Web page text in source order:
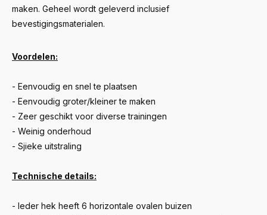
maken. Geheel wordt geleverd inclusief
bevestigingsmaterialen.
Voordelen:
- Eenvoudig en snel te plaatsen
- Eenvoudig groter/kleiner te maken
- Zeer geschikt voor diverse trainingen
- Weinig onderhoud
- Sjieke uitstraling
Technische details:
- Ieder hek heeft 6 horizontale ovalen buizen